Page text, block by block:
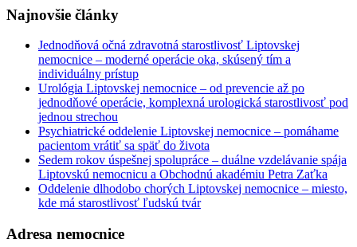
Najnovšie články
Jednodňová očná zdravotná starostlivosť Liptovskej
nemocnice – moderné operácie oka, skúsený tím a
individuálny prístup
Urológia Liptovskej nemocnice – od prevencie až po
jednodňové operácie, komplexná urologická starostlivosť pod
jednou strechou
Psychiatrické oddelenie Liptovskej nemocnice – pomáhame
pacientom vrátiť sa späť do života
Sedem rokov úspešnej spolupráce – duálne vzdelávanie spája
Liptovskú nemocnicu a Obchodnú akadémiu Petra Zaťka
Oddelenie dlhodobo chorých Liptovskej nemocnice – miesto,
kde má starostlivosť ľudskú tvár
Adresa nemocnice